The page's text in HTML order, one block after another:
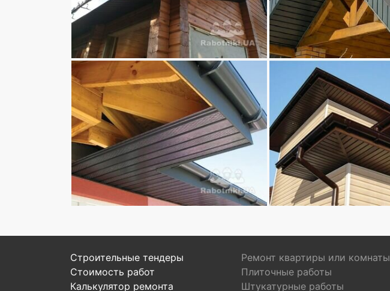
Строительные тендеры
Стоимость работ
Калькулятор ремонта
Ремонт квартиры или комнаты
Плиточные работы
Штукатурные работы